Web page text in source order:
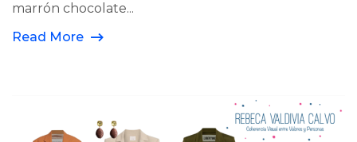
marrón chocolate...
Read More